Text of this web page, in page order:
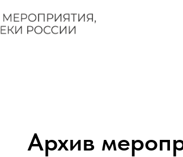
Архив